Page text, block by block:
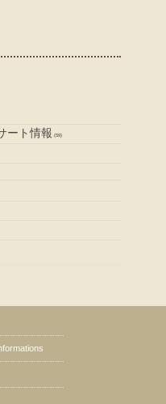
ート情報 (59)